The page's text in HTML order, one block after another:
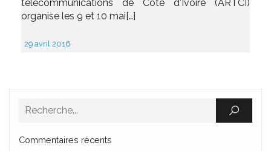
télécommunications de Côte d'Ivoire (ARTCI)
organise les 9 et 10 mai[…]
29 avril 2016
Commentaires récents